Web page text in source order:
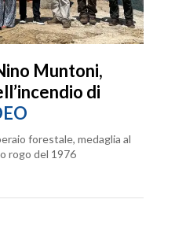
Muntoni,
di
forestale, medaglia al
rogo del 1976